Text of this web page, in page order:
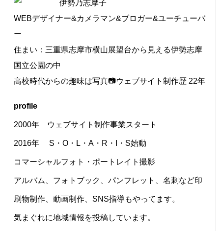
伊勢乃志摩子
WEBデザイナー&カメラマン&ブロガー&ユーチューバ
ー
住まい：三重県志摩市横山展望台から見える伊勢志摩
国立公園の中
高校時代からの趣味は写真📷ウェブサイト制作歴 22年
profile
2000年 ウェブサイト制作事業スタート
2016年 S・O・L・A・R・I・S始動
コマーシャルフォト・ポートレイト撮影
アルバム、フォトブック、パンフレット、名刺など印
刷物制作、動画制作、SNS指導もやってます。
気まぐれに地域情報を投稿しています。